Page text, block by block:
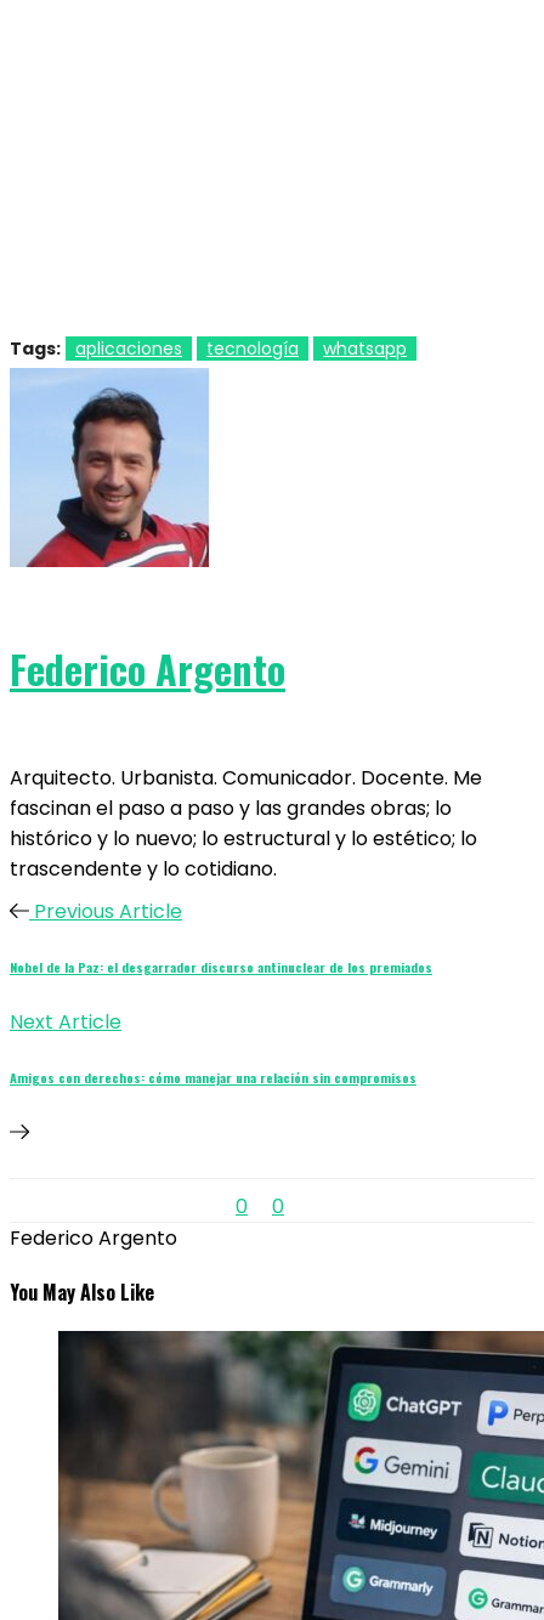
Tags: aplicaciones tecnología whatsapp
Federico Argento
Arquitecto. Urbanista. Comunicador. Docente. Me
fascinan el paso a paso y las grandes obras; lo
histórico y lo nuevo; lo estructural y lo estético; lo
trascendente y lo cotidiano.
Previous Article
Nobel de la Paz: el desgarrador discurso antinuclear de los premiados
Next Article
Amigos con derechos: cómo manejar una relación sin compromisos
0
0
Federico Argento
You May Also Like